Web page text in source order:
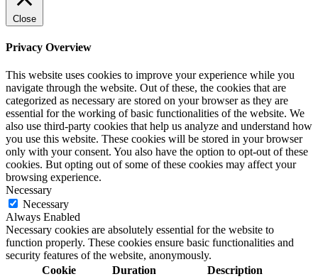
Close
Privacy Overview
This website uses cookies to improve your experience while you
navigate through the website. Out of these, the cookies that are
categorized as necessary are stored on your browser as they are
essential for the working of basic functionalities of the website. We
also use third-party cookies that help us analyze and understand how
you use this website. These cookies will be stored in your browser
only with your consent. You also have the option to opt-out of these
cookies. But opting out of some of these cookies may affect your
browsing experience.
Necessary
Necessary
Always Enabled
Necessary cookies are absolutely essential for the website to
function properly. These cookies ensure basic functionalities and
security features of the website, anonymously.
Cookie
Duration Description